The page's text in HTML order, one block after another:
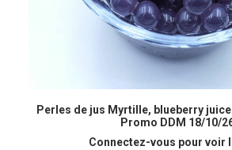
LIRE LA SUITE
Perles de jus Myrtille, blueberry
Promo DDM 18/10/
Connectez-vous pour voir